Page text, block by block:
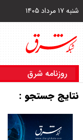
شنبه ۱۷ مرداد ۱۴۰۵
روزنامه شرق
نتایج جستجو :